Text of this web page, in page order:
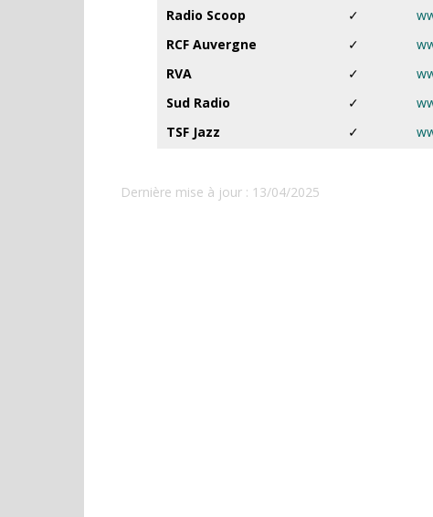
Radio Scoop
✓
RCF Auvergne
✓
RVA
✓
Sud Radio
✓
TSF Jazz
✓
Dernière mise à jour : 13/04/2025